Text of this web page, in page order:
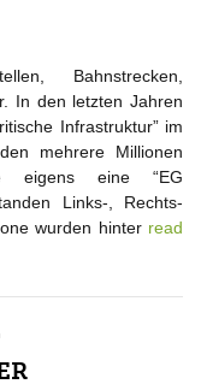
Bahnstrecken,
In den letzten Jahren
Infrastruktur” im
mehrere Millionen
eigens eine “EG
Links-, Rechts-
wurden hinter read